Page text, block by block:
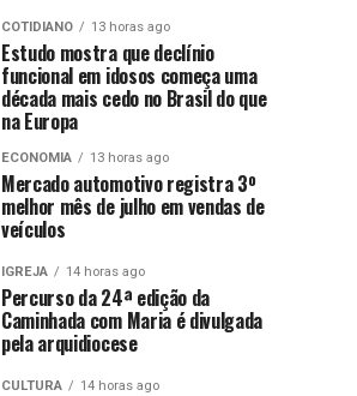
COTIDIANO 13 horas ago
Estudo mostra que declínio
funcional em idosos começa uma
década mais cedo no Brasil do que
na Europa
ECONOMIA 13 horas ago
Mercado automotivo registra 3º
melhor mês de julho em vendas de
veículos
IGREJA 14 horas ago
Percurso da 24ª edição da
Caminhada com Maria é divulgada
pela arquidiocese
CULTURA 14 horas ago